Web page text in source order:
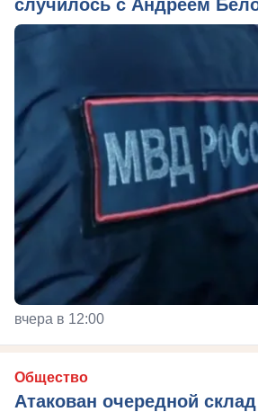
случилось с Андреем
вчера в 12:00
Общество
Атакован очередной